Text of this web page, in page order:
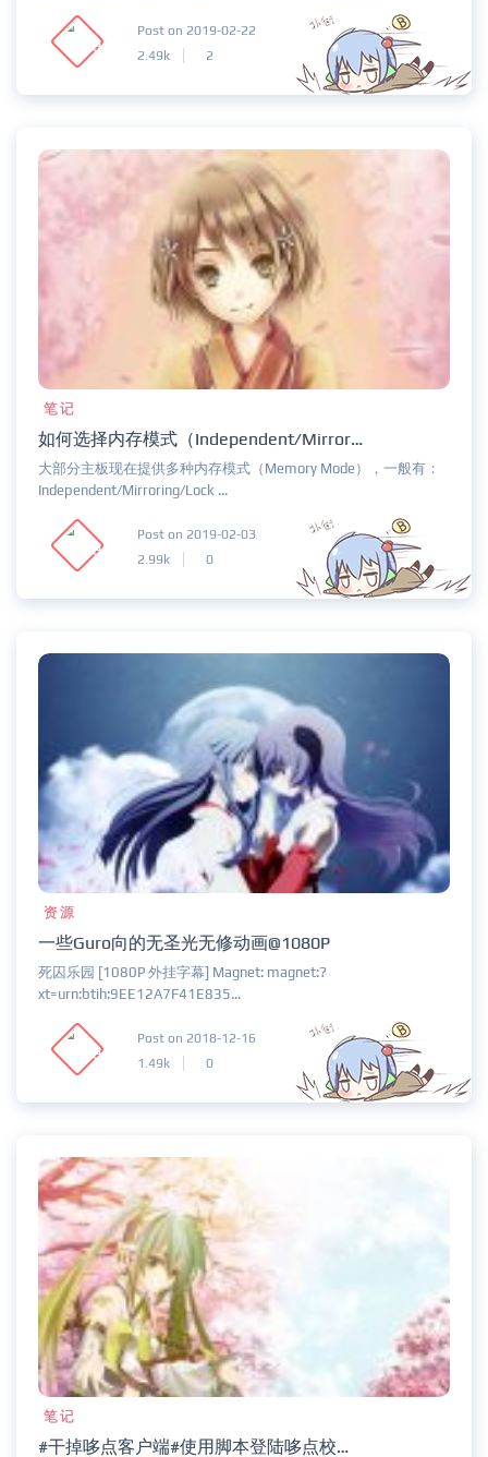
Post on 2019-02-22
2.49k
2
笔记
如何选择内存模式（Independent/Mirroring/Lock Step）区别与性能评测 – in a nutshell
大部分主板现在提供多种内存模式（Memory Mode），一般有：
Independent/Mirroring/Lock ...
Post on 2019-02-03
2.99k
0
资源
一些Guro向的无圣光无修动画@1080P
死囚乐园 [1080P 外挂字幕] Magnet: magnet:?
xt=urn:btih:9EE12A7F41E835...
Post on 2018-12-16
1.49k
0
笔记
#干掉哆点客户端#使用脚本登陆哆点校园网 & 完整抓包教程